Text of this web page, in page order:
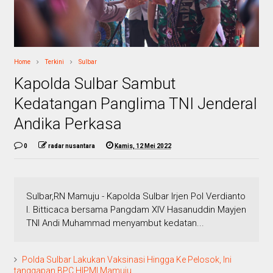
Home Terkini Sulbar
Kapolda Sulbar Sambut
Kedatangan Panglima TNI Jenderal
Andika Perkasa
0 radar nusantara Kamis, 12 Mei 2022
Sulbar,RN Mamuju - Kapolda Sulbar Irjen Pol Verdianto
I. Bitticaca bersama Pangdam XIV Hasanuddin Mayjen
TNI Andi Muhammad menyambut kedatan...
Polda Sulbar Lakukan Vaksinasi Hingga Ke Pelosok, Ini
tanggapan BPC HIPMI Mamuju